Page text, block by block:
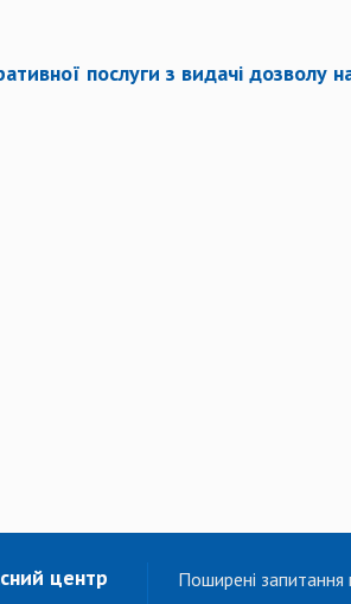
послуги з видачі дозволу
центр
Поширені запитання